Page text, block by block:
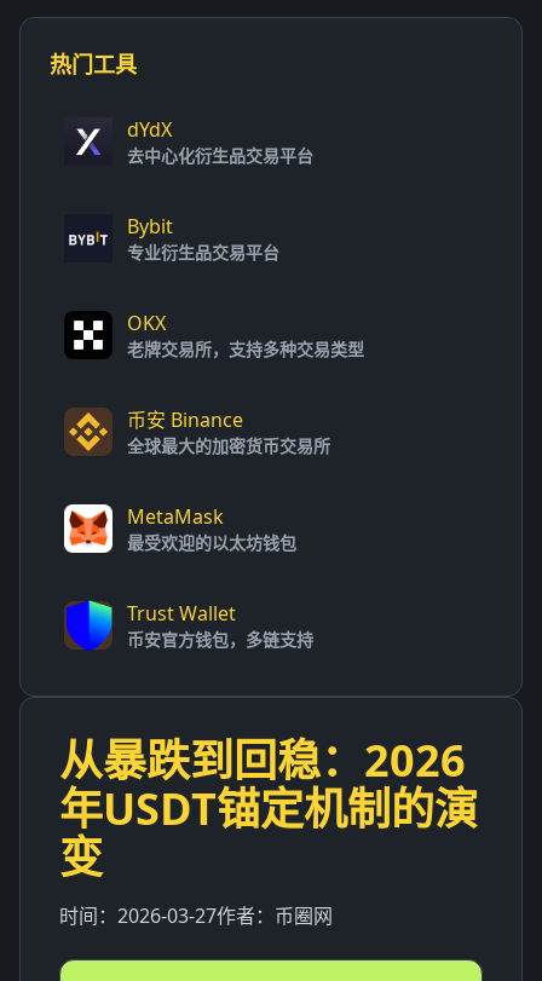
从暴跌到回稳：2026
年USDT锚定机制的演
变
时间： 2026-03-27作者： 币圈网
热门工具
dYdX
去中心化衍生品交易平台
Bybit
专业衍生品交易平台
OKX
老牌交易所，支持多种交易类型
币安 Binance
全球最大的加密货币交易所
MetaMask
最受欢迎的以太坊钱包
Trust Wallet
币安官方钱包，多链支持